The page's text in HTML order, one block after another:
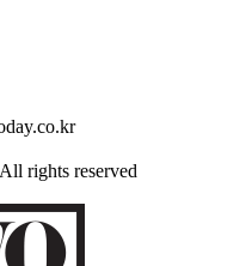
rights reserved